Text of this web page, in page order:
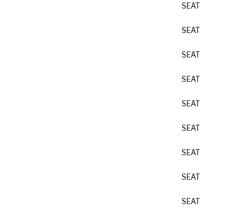
SEAT
SEAT
SEAT
SEAT
SEAT
SEAT
SEAT
SEAT
SEAT